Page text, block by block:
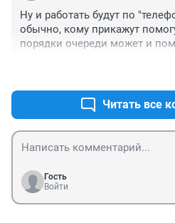
Ну и работать будут по
обычно, кому прикажут
порядки очереди может и
Читать все
Гость
Войти